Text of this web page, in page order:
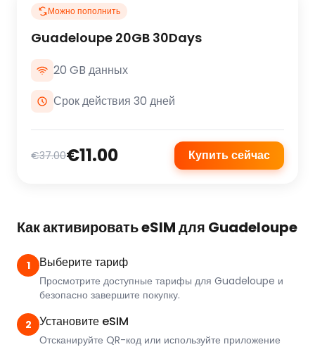
Можно пополнить
Guadeloupe 20GB 30Days
20 GB данных
Срок действия 30 дней
€37.00€11.00 Купить сейчас
Как активировать eSIM для Guadeloupe
1 Выберите тариф
Просмотрите доступные тарифы для Guadeloupe и
безопасно завершите покупку.
2 Установите eSIM
Отсканируйте QR-код или используйте приложение